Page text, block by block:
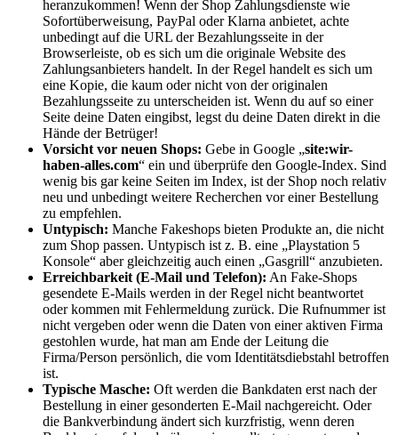
heranzukommen! Wenn der Shop Zahlungsdienste wie
Sofortüberweisung, PayPal oder Klarna anbietet, achte
unbedingt auf die URL der Bezahlungsseite in der
Browserleiste, ob es sich um die originale Website des
Zahlungsanbieters handelt. In der Regel handelt es sich um
eine Kopie, die kaum oder nicht von der originalen
Bezahlungsseite zu unterscheiden ist. Wenn du auf so einer
Seite deine Daten eingibst, legst du deine Daten direkt in die
Hände der Betrüger!
Vorsicht vor neuen Shops: Gebe in Google „site:wir-
haben-alles.com“ ein und überprüfe den Google-Index. Sind
wenig bis gar keine Seiten im Index, ist der Shop noch relativ
neu und unbedingt weitere Recherchen vor einer Bestellung
zu empfehlen.
Untypisch: Manche Fakeshops bieten Produkte an, die nicht
zum Shop passen. Untypisch ist z. B. eine „Playstation 5
Konsole“ aber gleichzeitig auch einen „Gasgrill“ anzubieten.
Erreichbarkeit (E-Mail und Telefon): An Fake-Shops
gesendete E-Mails werden in der Regel nicht beantwortet
oder kommen mit Fehlermeldung zurück. Die Rufnummer ist
nicht vergeben oder wenn die Daten von einer aktiven Firma
gestohlen wurde, hat man am Ende der Leitung die
Firma/Person persönlich, die vom Identitätsdiebstahl betroffen
ist.
Typische Masche: Oft werden die Bankdaten erst nach der
Bestellung in einer gesonderten E-Mail nachgereicht. Oder
die Bankverbindung ändert sich kurzfristig, wenn deren